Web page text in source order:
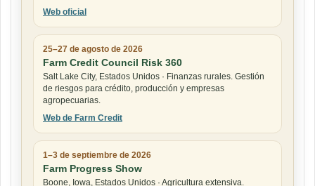
Web oficial
25–27 de agosto de 2026
Farm Credit Council Risk 360
Salt Lake City, Estados Unidos · Finanzas rurales. Gestión
de riesgos para crédito, producción y empresas
agropecuarias.
Web de Farm Credit
1–3 de septiembre de 2026
Farm Progress Show
Boone, Iowa, Estados Unidos · Agricultura extensiva.